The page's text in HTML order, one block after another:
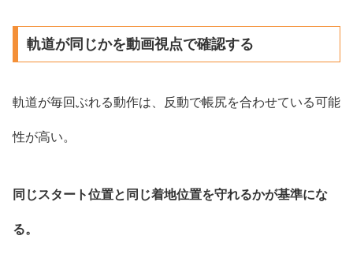
軌道が同じかを動画視点で確認する
軌道が毎回ぶれる動作は、反動で帳尻を合わせている可能
性が高い。
同じスタート位置と同じ着地位置を守れるかが基準にな
る。